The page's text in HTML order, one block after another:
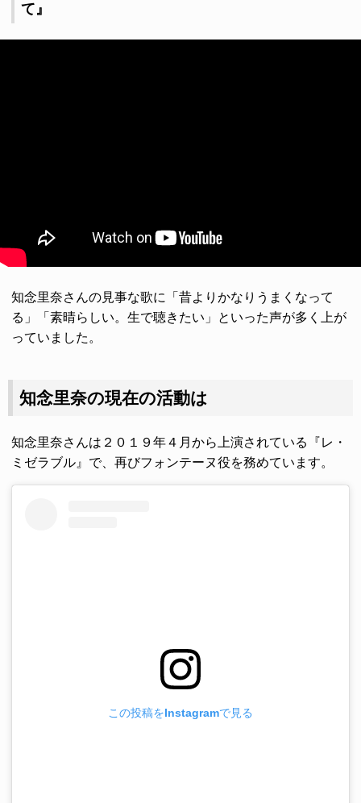
て』
知念里奈さんの見事な歌に「昔よりかなりうまくなって
る」「素晴らしい。生で聴きたい」といった声が多く上が
っていました。
知念里奈の現在の活動は
知念里奈さんは２０１９年４月から上演されている『レ・
ミゼラブル』で、再びフォンテーヌ役を務めています。
この投稿をInstagramで見る